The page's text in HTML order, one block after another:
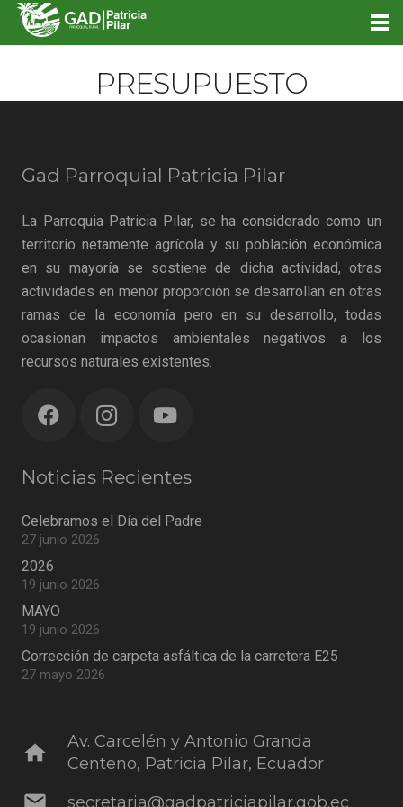
PRESUPUESTO
Gad Parroquial Patricia Pilar
La Parroquia Patricia Pilar, se ha considerado como un
territorio netamente agrícola y su población económica
en su mayoría se sostiene de dicha actividad, otras
actividades en menor proporción se desarrollan en otras
ramas de la economía pero en su desarrollo, todas
ocasionan impactos ambientales negativos a los
recursos naturales existentes.
Noticias Recientes
Celebramos el Día del Padre
27 junio 2026
2026
19 junio 2026
MAYO
19 junio 2026
Corrección de carpeta asfáltica de la carretera E25
27 mayo 2026
home
Av. Carcelén y Antonio Granda
Centeno, Patricia Pilar, Ecuador
secretaria@gadpatriciapilar.gob.ec